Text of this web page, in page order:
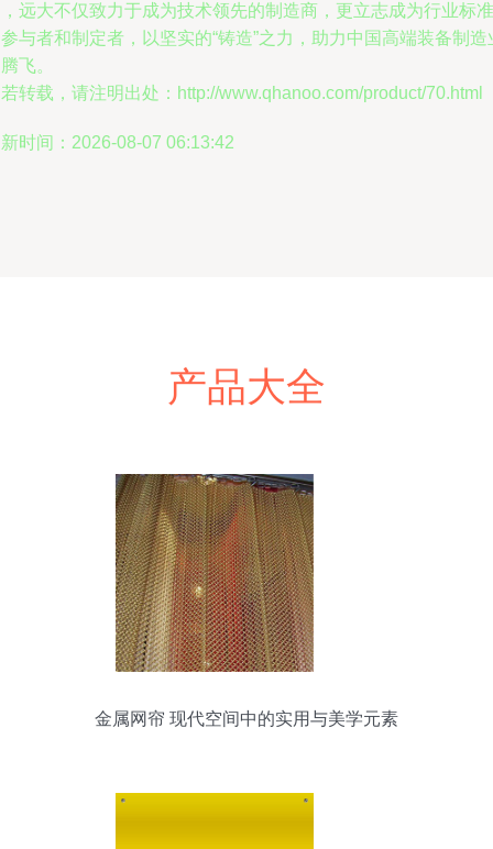
远大不仅致力于成为技术领先的制造商，更立志成为行业标准
与者和制定者，以坚实的“铸造”之力，助力中国高端装备制造
飞。
转载，请注明出处：http://www.qhanoo.com/product/70.html
时间：2026-08-07 06:13:42
产品大全
金属网帘 现代空间中的实用与美学元素